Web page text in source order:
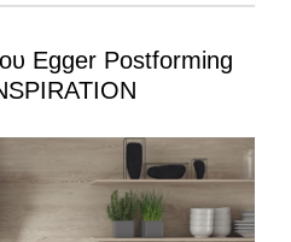
Egger Postforming